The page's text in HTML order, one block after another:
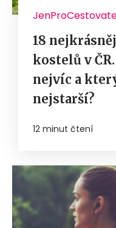
18
kostelů v
nejvíc a
nejstarší?
12 minut čtení